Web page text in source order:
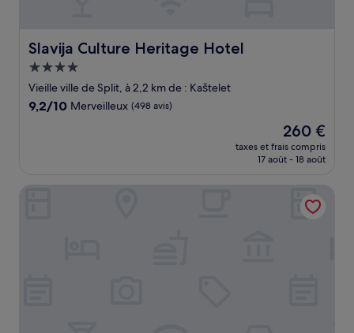
Slavija Culture Heritage Hotel
Slavija Culture Heritage Hotel
Hébergement
4.0 étoiles
Vieille ville de Split, à 2,2 km de : Kaštelet
9.2
9,2/10 Merveilleux (498 avis)
Le
nouveau
prix
de
260 €
260 €
taxes et frais compris
17 août - 18 août